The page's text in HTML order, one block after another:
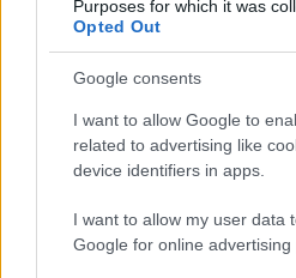
Purposes for which it was
Opted Out
Google consents
I want to allow Google to
related to advertising like
device identifiers in apps.
I want to allow my user data
Google for online advertising
Az F1-es Német Nagydíj